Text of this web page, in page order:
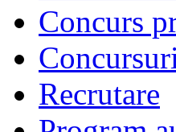
Concurs
Recrutare